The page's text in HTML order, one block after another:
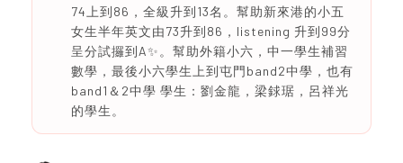
74上到86，全級升到13名。幫助新來港的小五
女生半年英文由73升到86，listening 升到99分
呈分試攞到A✨️。幫助外籍小六，中一學生補習
數學，最後小六學生上到屯門band2中學，也有
band1＆2中學 學生：劉金龍，梁銶琚，呂祥光
的學生。